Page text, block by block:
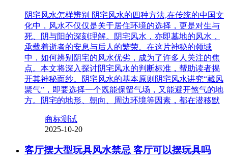
阴宅风水怎样辨别 阴宅风水的四种方法,在传统的中国文
化中，风水不仅仅是关于居住环境的选择，更是对生与
死、阴与阳的深刻理解。阴宅风水，亦即墓地的风水，
承载着逝者的安息与后人的繁荣。在这片神秘的领域
中，如何辨别阴宅的风水优劣，成为了许多人关注的焦
点。本文将深入探讨阴宅风水的判断标准，帮助读者揭
开其神秘面纱。阴宅风水的基本原则阴宅风水讲究“藏风
聚气”，即要选择一个既能保留气场，又能避开煞气的地
方。阴宅的地形、朝向、周边环境等因素，都在潜移默
商标测试
2025-10-20
客厅摆大型玩具风水禁忌 客厅可以摆玩具吗